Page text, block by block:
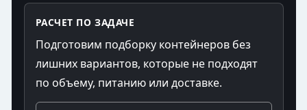
РАСЧЕТ ПО ЗАДАЧЕ
Подготовим подборку контейнеров без
лишних вариантов, которые не подходят
по объему, питанию или доставке.